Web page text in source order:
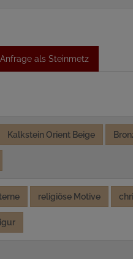
Anfrage als Steinmetz
Kalkstein Orient Beige
religiöse Motive